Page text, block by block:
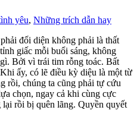
yêu, Những trích dẫn hay
đối diện không phải là thất
giấc mỗi buổi sáng, không
Bởi vì trái tim rỗng toác. Bất
ấy, có lẽ điều kỳ diệu là một từ
rồi, chúng ta cũng phải tự cứu
chọn, ngay cả khi cùng cực
rồi bị quên lãng. Quyền quyết